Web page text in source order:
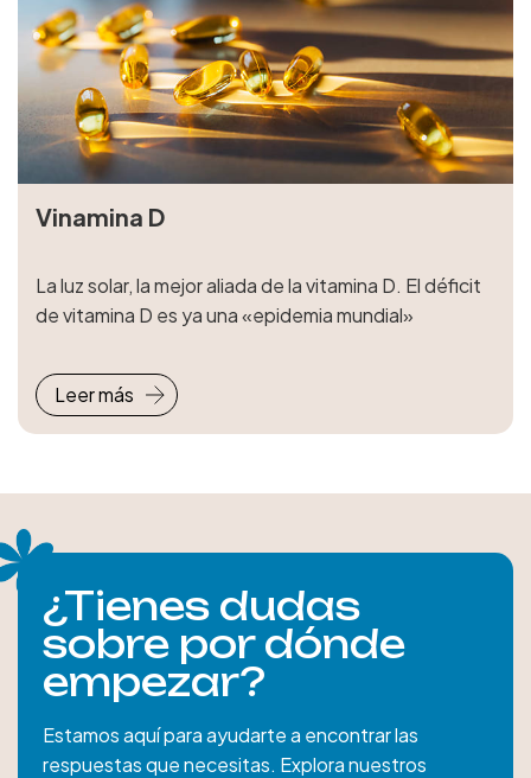
Vinamina D
La luz solar, la mejor aliada de la vitamina D. El déficit
de vitamina D es ya una «epidemia mundial»
Leer más
¿Tienes dudas
sobre por dónde
empezar?
Estamos aquí para ayudarte a encontrar las
respuestas que necesitas. Explora nuestros